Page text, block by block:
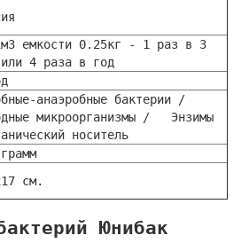
емкости 0.25кг - 1 раз в 3
4 раза в год
анаэробные бактерии /
микроорганизмы / Энзимы
носитель
см.
Юнибак